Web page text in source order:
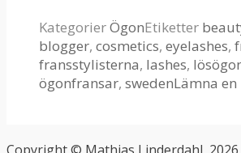
KategorierÖgonEtiketter
blogger, cosmetics, eyelashes,
fransstylisterna, lashes,
ögonfransar, swedenLämna
Copyright © Mathias Linderdahl, 2026